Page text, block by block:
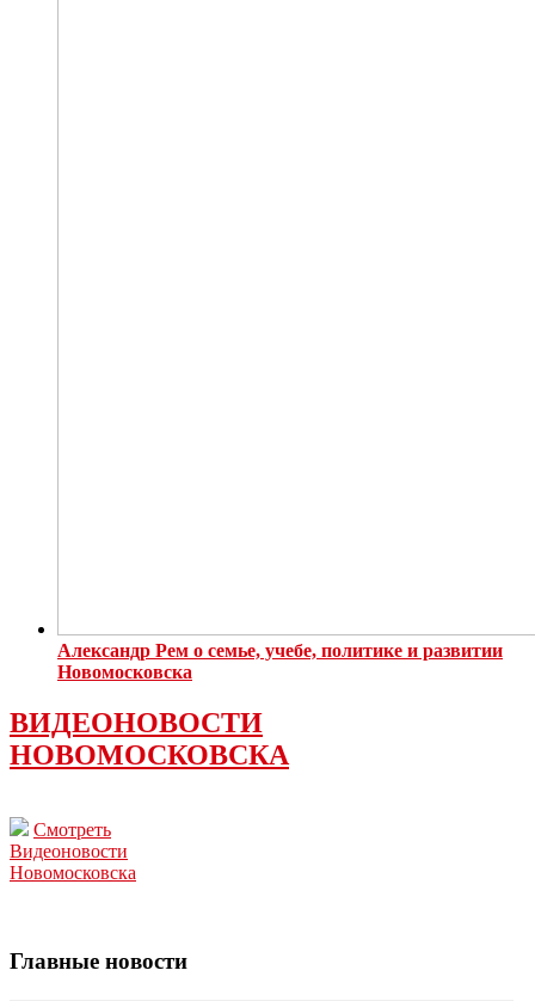
Александр Рем о семье, учебе, политике и развитии
Новомосковска
ВИДЕОНОВОСТИ
НОВОМОСКОВСКА
Смотреть
Видеоновости
Новомосковска
Главные новости